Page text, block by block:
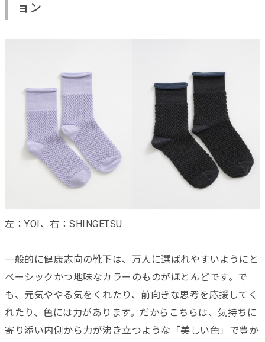
ョン
左：YOI、右：SHINGETSU
一般的に健康志向の靴下は、万人に選ばれやすいようにと
ベーシックかつ地味なカラーのものがほとんどです。で
も、元気ややる気をくれたり、前向きな思考を応援してく
れたり、色には力があります。だからこちらは、気持ちに
寄り添い内側から力が沸き立つような「美しい色」で豊か